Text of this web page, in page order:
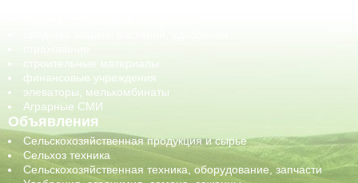
строительные материалы
финансовые учреждения
элеваторы, мелькомбинаты
Аграрные СМИ
Объявления
Сельскохозяйственная продукция и сырье
Сельхоз техника
Сельскохозяйственная техника, оборудование, запчасти